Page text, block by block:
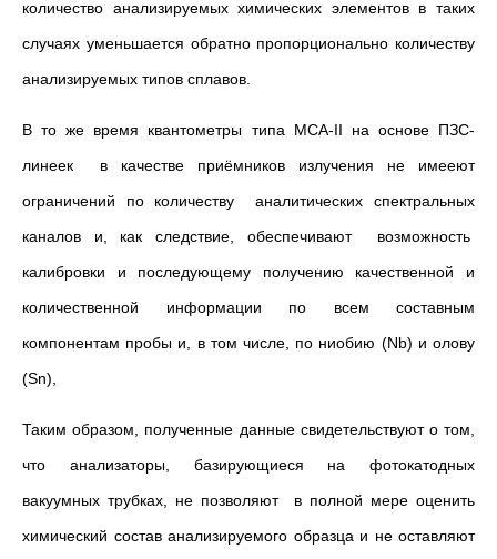
количество анализируемых химических элементов в таких
случаях уменьшается обратно пропорционально количеству
анализируемых типов сплавов.
В то же время квантометры типа МСА-II на основе ПЗС-
линеек в качестве приёмников излучения не имееют
ограничений по количеству аналитических спектральных
каналов и, как следствие, обеспечивают возможность
калибровки и последующему получению качественной и
количественной информации по всем составным
компонентам пробы и, в том числе, по ниобию (Nb) и олову
(Sn),
Таким образом, полученные данные свидетельствуют о том,
что анализаторы, базирующиеся на фотокатодных
вакуумных трубках, не позволяют в полной мере оценить
химический состав анализируемого образца и не оставляют